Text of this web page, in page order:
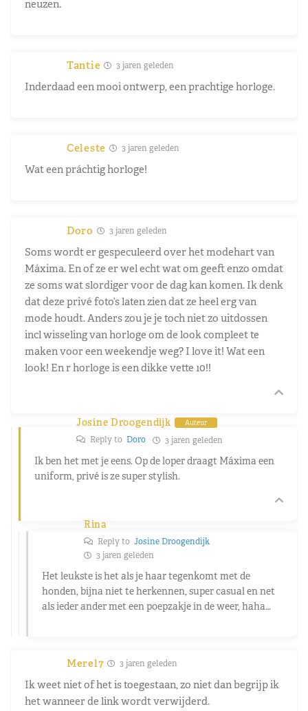
neuzen.
Tantie 3 jaren geleden
Inderdaad een mooi ontwerp, een prachtige horloge.
Celeste 3 jaren geleden
Wat een práchtig horloge!
Doro 3 jaren geleden
Soms wordt er gespeculeerd over het modehart van
Máxima. En of ze er wel echt wat om geeft enzo omdat
ze soms wat slordiger voor de dag kan komen. Ik denk
dat deze privé foto’s laten zien dat ze heel erg van
mode houdt. Anders zou je je toch niet zo uitdossen
incl wisseling van horloge om de look compleet te
maken voor een weekendje weg? I love it! Wat een
look! En r horloge is een dikke vette 10!!
Josine Droogendijk Auteur
Reply to Doro 3 jaren geleden
Ik ben het met je eens. Op de loper draagt Máxima een
uniform, privé is ze super stylish.
Rina
Reply to Josine Droogendijk
3 jaren geleden
Het leukste is het als je haar tegenkomt met de
honden, bijna niet te herkennen, super casual en net
als ieder ander met een poepzakje in de weer, haha…
Merel7 3 jaren geleden
Ik weet niet of het is toegestaan, zo niet dan begrijp ik
het wanneer de link wordt verwijderd.